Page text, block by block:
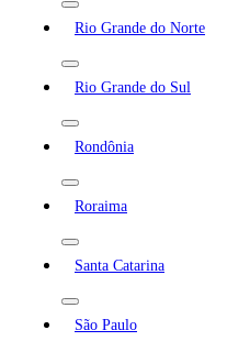
Rio Grande do Norte
Rio Grande do Sul
Rondônia
Roraima
Santa Catarina
São Paulo